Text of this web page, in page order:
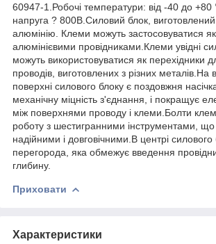
60947-1.Робочі температури: від -40 до
напруга ? 800В.Силовий блок,
алюмінію. Клеми можуть застосовуватися як
алюмінієвими провідниками.Клеми увідні
можуть використовуватися як перехідники
проводів, виготовлених з різних металів.На
поверхні силового блоку є поздовжня
механічну міцність з'єднання, і покращує
між поверхнями проводу і клеми.Болти
роботу з шестигранними інструментами, що
надійними і довговічними.В центрі
перегорода, яка обмежує введення
глибину.
Приховати
Характеристики